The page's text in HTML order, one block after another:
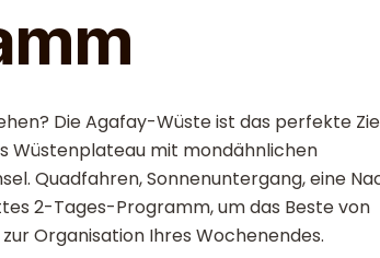
Die Agafay-Wüste ist das perfekte
Wüstenplateau mit mondähnlichen
Quadfahren, Sonnenuntergang, eine
2-Tages-Programm, um das Beste von
Organisation Ihres Wochenendes.